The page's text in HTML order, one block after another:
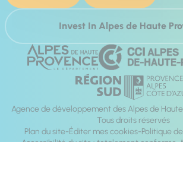
Invest In Alpes de Haute
Agence de développement des Alpes de
Tous droits réservés
Plan du site Éditer mes cookies Politique
Accessibilité du site : totalement conforme